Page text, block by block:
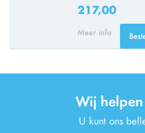
217,00
Meer info
Wij
U kunt ons